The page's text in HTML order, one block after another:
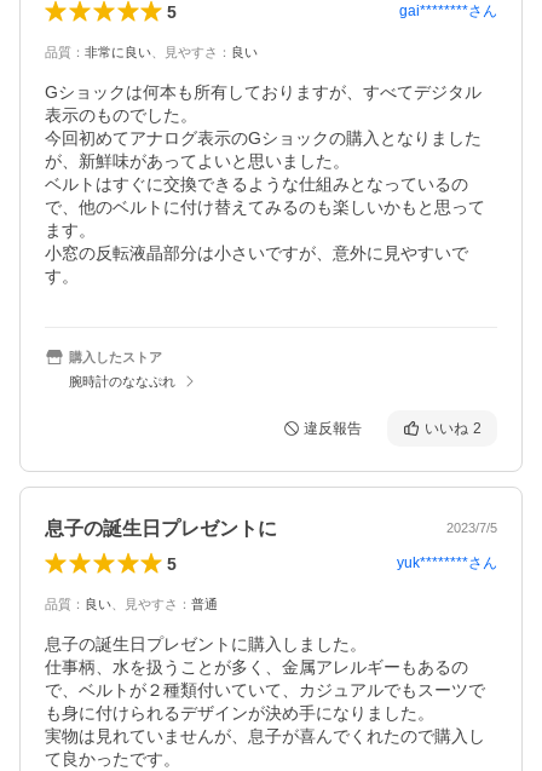
5 gai********さん
品質 ： 非常に良い 見やすさ ： 良い
Gショックは何本も所有しておりますが、すべてデジタル
表示のものでした。
今回初めてアナログ表示のGショックの購入となりました
が、新鮮味があってよいと思いました。
ベルトはすぐに交換できるような仕組みとなっているの
で、他のベルトに付け替えてみるのも楽しいかもと思って
ます。
小窓の反転液晶部分は小さいですが、意外に見やすいで
す。
購入したストア
腕時計のななぷれ
違反報告 いいね 2
息子の誕生日プレゼントに 2023/7/5
5 yuk********さん
品質 ： 良い 見やすさ ： 普通
息子の誕生日プレゼントに購入しました。
仕事柄、水を扱うことが多く、金属アレルギーもあるの
で、ベルトが２種類付いていて、カジュアルでもスーツで
も身に付けられるデザインが決め手になりました。
実物は見れていませんが、息子が喜んでくれたので購入し
て良かったです。